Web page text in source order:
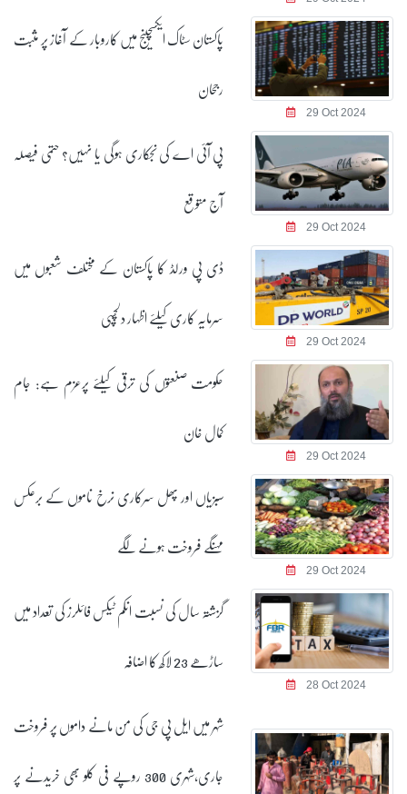
29 Oct 2024
پاکستان سٹاک ایکسچینج میں کاروبار کے آغاز پر مثبت
رجحان
29 Oct 2024
پی آئی اے کی نجکاری ہوگی یا نہیں؟ حتمی فیصلہ
آج متوقع
29 Oct 2024
ڈی پی ورلڈ کا پاکستان کے مختلف شعبوں میں
سرمایہ کاری کیلئے اظہار دلچسپی
29 Oct 2024
حکومت صنعتوں کی ترقی کیلئے پرعزم ہے: جام
کمال خان
29 Oct 2024
سبزیاں اور پھل سرکاری نرخ ناموں کے برعکس
مہنگے فروخت ہونے لگے
28 Oct 2024
گزشتہ سال کی نسبت انکم ٹیکس فائلرز کی تعداد میں
ساڑھے 23 لاکھ کا اضافہ
شہر میں ایل پی جی کی من مانے داموں پر فروخت
جاری،شہری 300 روپے فی کلو بھی خریدنے پر